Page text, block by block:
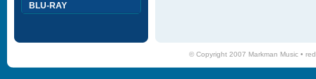
BLU-RAY
© Copyright 2007 Markman Music •